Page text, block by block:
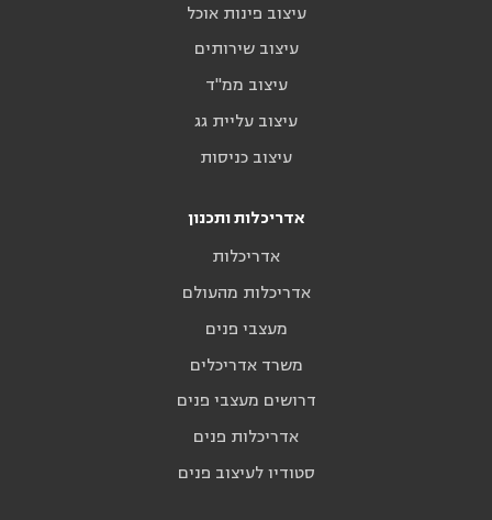
עיצוב פינות אוכל
עיצוב שירותים
עיצוב ממ"ד
עיצוב עליית גג
עיצוב כניסות
אדריכלות ותכנון
אדריכלות
אדריכלות מהעולם
מעצבי פנים
משרד אדריכלים
דרושים מעצבי פנים
אדריכלות פנים
סטודיו לעיצוב פנים